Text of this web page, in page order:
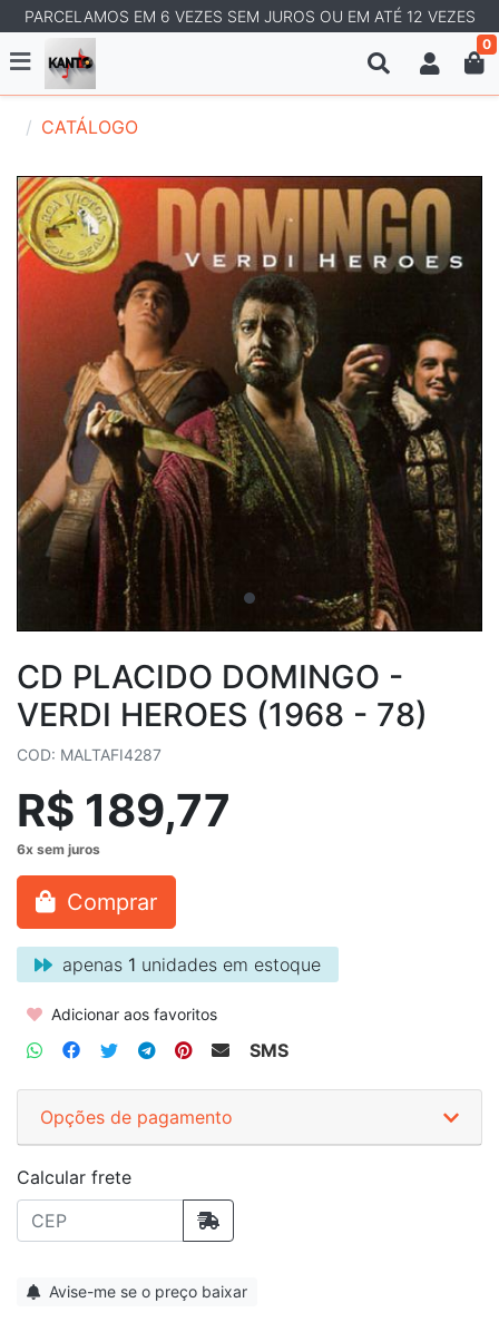
PARCELAMOS EM 6 VEZES SEM JUROS OU EM ATÉ 12 VEZES
0
CATÁLOGO
CD PLACIDO DOMINGO -
VERDI HEROES (1968 - 78)
COD: MALTAFI4287
R$ 189,77
Comprar
apenas 1 unidades em estoque
Adicionar aos favoritos
SMS
Opções de pagamento
Calcular frete
Avise-me se o preço baixar